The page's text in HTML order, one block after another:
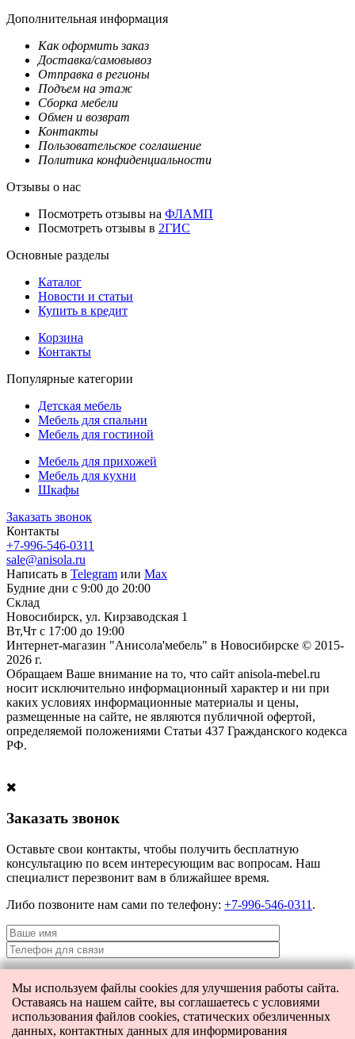
Дополнительная информация
Как оформить заказ
Доставка/самовывоз
Отправка в регионы
Подъем на этаж
Сборка мебели
Обмен и возврат
Контакты
Пользовательское соглашение
Политика конфиденциальности
Отзывы о нас
Посмотреть отзывы на ФЛАМП
Посмотреть отзывы в 2ГИС
Основные разделы
Каталог
Новости и статьи
Купить в кредит
Корзина
Контакты
Популярные категории
Детская мебель
Мебель для спальни
Мебель для гостиной
Мебель для прихожей
Мебель для кухни
Шкафы
Заказать звонок
Контакты
+7-996-546-0311
sale@anisola.ru
Написать в Telegram или Max
Будние дни с 9:00 до 20:00
Склад
Новосибирск, ул. Кирзаводская 1
Вт,Чт с 17:00 до 19:00
Интернет-магазин "Анисола'мебель" в Новосибирске © 2015-
2026 г.
Обращаем Ваше внимание на то, что сайт anisola-mebel.ru
носит исключительно информационный характер и ни при
каких условиях информационные материалы и цены,
размещенные на сайте, не являются публичной офертой,
определяемой положениями Статьи 437 Гражданского кодекса
РФ.
Заказать звонок
Оставьте свои контакты, чтобы получить бесплатную
консультацию по всем интересующим вас вопросам. Наш
специалист перезвонит вам в ближайшее время.
Либо позвоните нам сами по телефону: +7-996-546-0311 .
Я даю согласие наобработку персональных данныхи согласие на
передачу этих данных третьим лицам.
Мы используем файлы cookies для улучшения работы сайта.
Оставаясь на нашем сайте, вы соглашаетесь с условиями
использования файлов cookies, статических обезличенных
данных, контактных данных для информирования